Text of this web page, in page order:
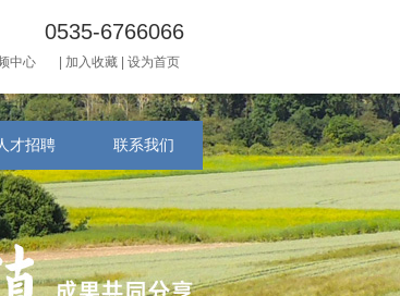
0535-6766066
中心 加入收藏 设为首页
才招聘 联系我们